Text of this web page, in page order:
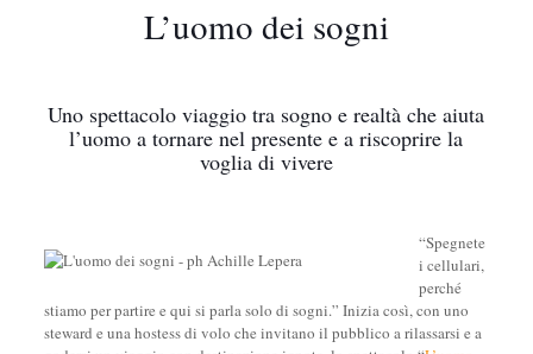
L’uomo dei sogni
Uno spettacolo viaggio tra sogno e realtà che aiuta
l’uomo a tornare nel presente e a riscoprire la
voglia di vivere
“Spegnete
i cellulari,
perché
stiamo per partire e qui si parla solo di sogni.” Inizia così, con uno
steward e una hostess di volo che invitano il pubblico a rilassarsi e a